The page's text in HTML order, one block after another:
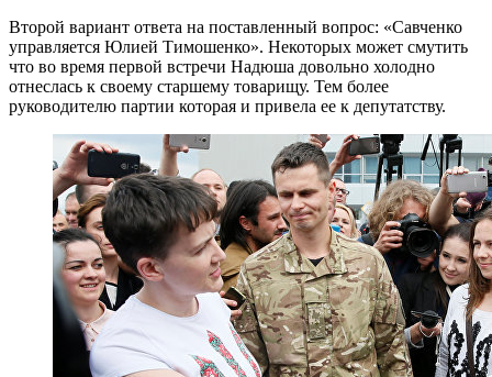
Второй вариант ответа на поставленный вопрос: «Савченко
управляется Юлией Тимошенко». Некоторых может смутить
что во время первой встречи Надюша довольно холодно
отнеслась к своему старшему товарищу. Тем более
руководителю партии которая и привела ее к депутатству.